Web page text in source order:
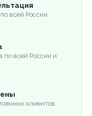
всей России
по всей России и
клиентов